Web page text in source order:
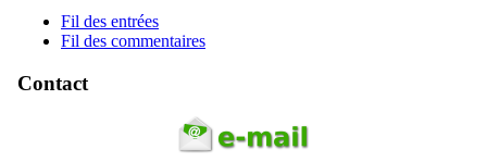
Fil des entrées
Fil des commentaires
Contact